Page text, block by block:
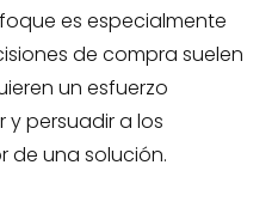
es especialmente
de compra suelen
un esfuerzo
persuadir a los
de una solución.